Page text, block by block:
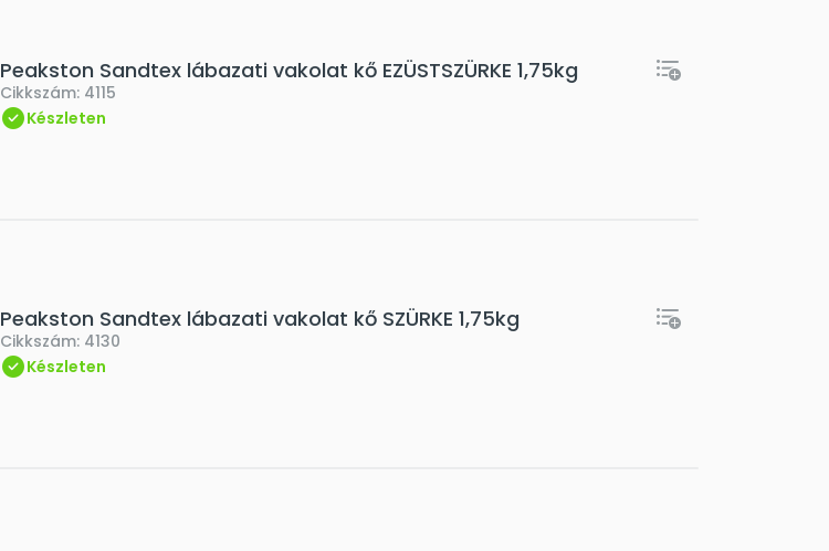
Peakston Sandtex lábazati vakolat kő EZÜSTSZÜRKE 1,75kg
Cikkszám: 4115
Készleten
Peakston Sandtex lábazati vakolat kő SZÜRKE 1,75kg
Cikkszám: 4130
Készleten